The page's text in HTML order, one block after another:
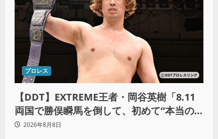
プロレス
【DDT】EXTREME王者・岡谷英樹「8.11
両国で勝俣瞬馬を倒して、初めて“本当の
王者”になれる」
2026年8月8日